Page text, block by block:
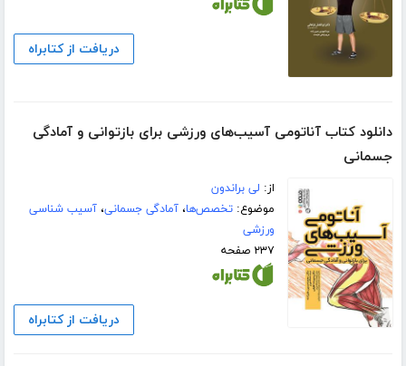
دریافت از کتابراه
دانلود کتاب آناتومی آسیب‌های ورزشی برای بازتوانی و آمادگی
جسمانی
از: لی براندون
موضوع:تخصص‌ها،آمادگی جسمانی،آسیب شناسی
ورزشی
۲۳۷ صفحه
دریافت از کتابراه